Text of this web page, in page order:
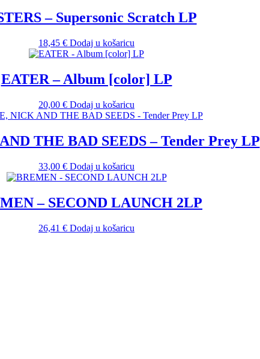
– Supersonic Scratch LP
18,45 € Dodaj u košaricu
EATER – Album [color] LP
20,00 € Dodaj u košaricu
THE BAD SEEDS – Tender Prey LP
33,00 € Dodaj u košaricu
– SECOND LAUNCH 2LP
26,41 € Dodaj u košaricu